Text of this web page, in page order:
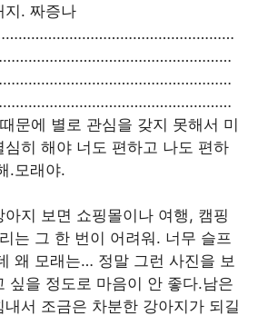
지. 짜증나
에 별로 관심을 갖지 못해서 미
심히 해야 너도 편하고 나도 편하
.모래야.
아지 보면 쇼핑몰이나 여행, 캠핑
는 그 한 번이 어려워. 너무 슬프
왜 모래는… 정말 그런 사진을 보
싶을 정도로 마음이 안 좋다.남은
서 조금은 차분한 강아지가 되길